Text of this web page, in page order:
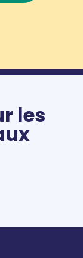
les